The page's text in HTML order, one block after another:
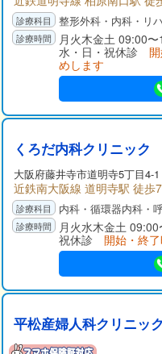
整形外科・内科・リ
月火木金土 09:00
水・日・祝休診
めします
くろだ内科クリニック
大阪府藤井寺市道明寺5丁目4-1
近鉄南大阪線 道明寺駅 徒歩
内科・循環器内科・
月火水木金土
祝休診 開始・終
平松産婦人科クリニック